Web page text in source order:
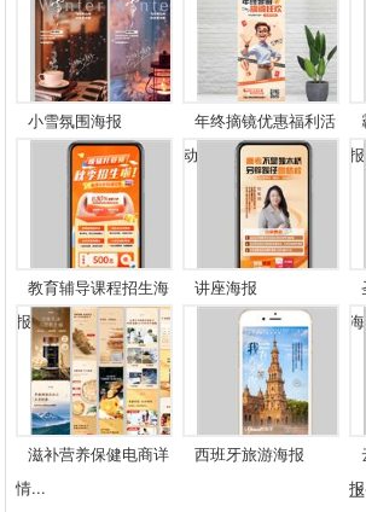
小雪氛围海报
年终摘镜优惠福利活
动...
报
教育辅导课程招生海
报
讲座海报
滋补营养保健电商详
情...
西班牙旅游海报
报